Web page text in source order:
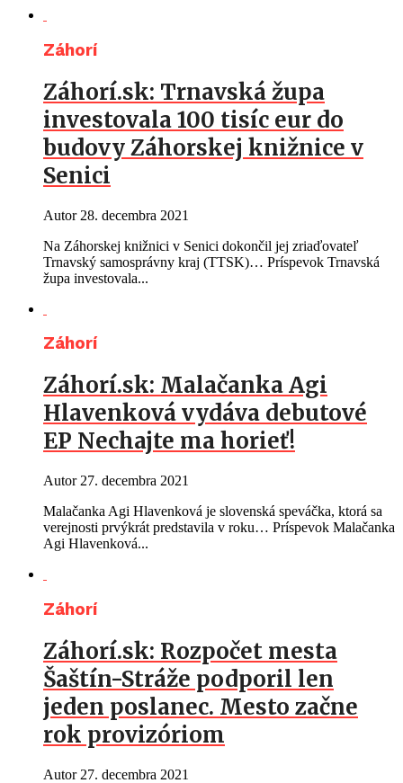
Záhorí
Záhorí.sk: Trnavská župa
investovala 100 tisíc eur do
budovy Záhorskej knižnice v
Senici
Autor 28. decembra 2021
Na Záhorskej knižnici v Senici dokončil jej zriaďovateľ
Trnavský samosprávny kraj (TTSK)… Príspevok Trnavská
župa investovala...
Záhorí
Záhorí.sk: Malačanka Agi
Hlavenková vydáva debutové
EP Nechajte ma horieť!
Autor 27. decembra 2021
Malačanka Agi Hlavenková je slovenská speváčka, ktorá sa
verejnosti prvýkrát predstavila v roku… Príspevok Malačanka
Agi Hlavenková...
Záhorí
Záhorí.sk: Rozpočet mesta
Šaštín-Stráže podporil len
jeden poslanec. Mesto začne
rok provizóriom
Autor 27. decembra 2021